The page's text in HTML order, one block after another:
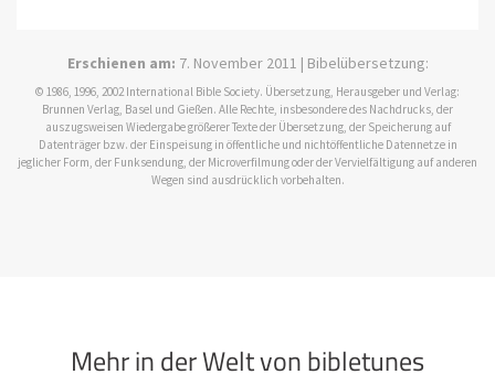
Erschienen am: 7. November 2011 | Bibelübersetzung:
© 1986, 1996, 2002 International Bible Society. Übersetzung, Herausgeber und Verlag:
Brunnen Verlag, Basel und Gießen. Alle Rechte, insbesondere des Nachdrucks, der
auszugsweisen Wiedergabe größerer Texte der Übersetzung, der Speicherung auf
Datenträger bzw. der Einspeisung in öffentliche und nichtöffentliche Datennetze in
jeglicher Form, der Funksendung, der Microverfilmung oder der Vervielfältigung auf anderen
Wegen sind ausdrücklich vorbehalten.
Mehr in der Welt von bibletunes